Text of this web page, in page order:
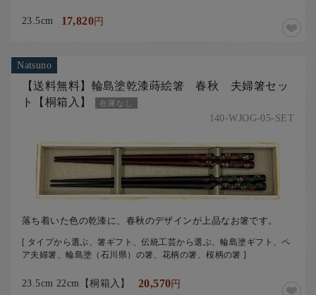
23.5cm 17,820円
Natsuno
【送料無料】輪島塗乾漆蒔絵箸 春秋 夫婦箸セッ
ト【桐箱入】
在庫なし
140-WJOG-05-SET
落ち着いた色の乾漆に、春秋のデザインが上品なお箸です。
[ タイプから選ぶ、箸ギフト、伝統工芸から選ぶ、輪島塗ギフト、ペ
ア夫婦箸、輪島塗（石川県）の箸、花柄の箸、桜柄の箸 ]
23.5cm 22cm【桐箱入】 20,570円